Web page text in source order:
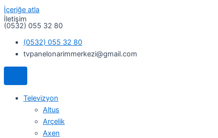
İçeriğe atla
İletişim
(0532) 055 32 80
(0532) 055 32 80
tvpanelonarimmerkezi@gmail.com
Televizyon
Altus
Arçelik
Axen